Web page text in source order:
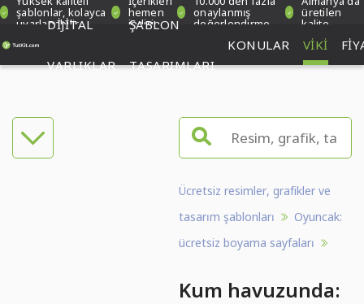
şablonlar, kolayca
uyarlanabilir
hemen
indirin
onaylanmış
değerlendirme
üretilen
kalite
DIJITAL
VARLIKLAR
ŞABLON
TASARIMLARI
KONULAR VIKI
Ücretsiz resimler, grafikler ve
tasarım şablonları
Oyuncak:
ücretsiz boyama sayfaları
Kum havuzunda: